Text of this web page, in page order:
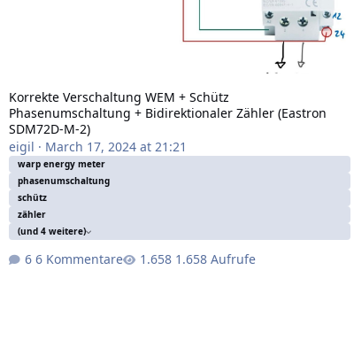
Korrekte Verschaltung WEM + Schütz
Phasenumschaltung + Bidirektionaler Zähler (Eastron
SDM72D-M-2)
eigil · March 17, 2024 at 21:21
warp energy meter
phasenumschaltung
schütz
zähler
(und 4 weitere)
6 Kommentare 1.658 Aufrufe